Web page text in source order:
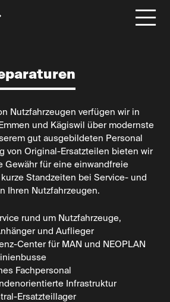
Nutzfahrzeugen verfügen wir in
und Kägiswil über modernste
gut ausgebildeten Personal
von Original-Ersatzteilen bieten wir
Gewähr für eine einwandfreie
Standzeiten bei Service- und
Ihren Nutzfahrzeugen.
rund um Nutzfahrzeuge,
und Auflieger
Center für MAN und NEOPLAN
Fachpersonal
Infrastruktur
Ersatzteillager